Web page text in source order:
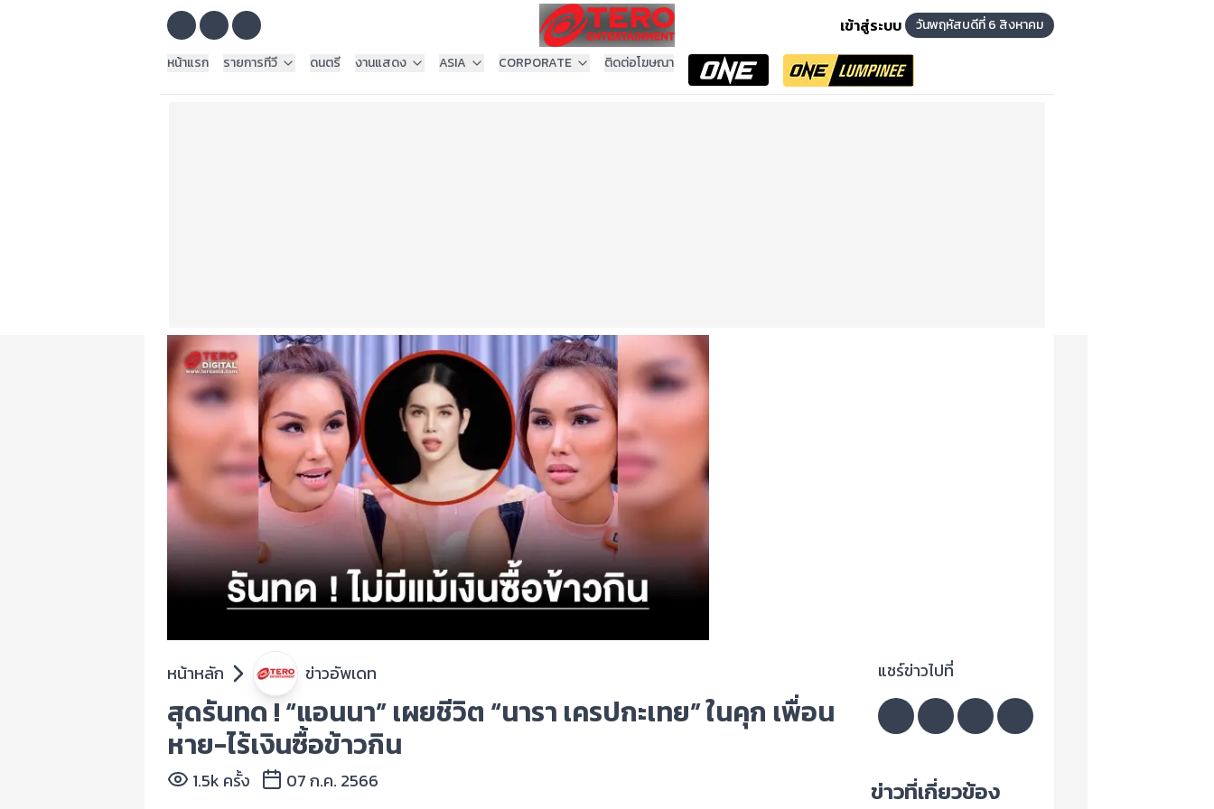
เข้าสู่ระบบ
วันพฤหัสบดีที่ 6 สิงหาคม
หน้าแรก
รายการทีวี ดนตรี งานแสดง ASIA CORPORATE ติดต่อโฆษณา
หน้าหลัก ข่าวอัพเดท
สุดรันทด ! “แอนนา” เผยชีวิต “นารา เครปกะเทย” ในคุก เพื่อน
หาย-ไร้เงินซื้อข้าวกิน
1.5k ครั้ง 07 ก.ค. 2566
แชร์ข่าวไปที่
ข่าวที่เกี่ยวข้อง